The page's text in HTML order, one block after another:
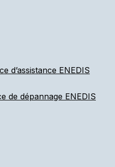
d’assistance ENEDIS
de dépannage ENEDIS